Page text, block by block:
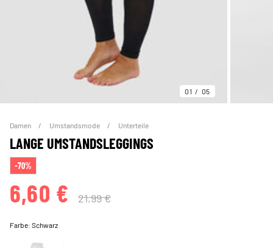
01 05
Damen Umstandsmode Unterteile
LANGE UMSTANDSLEGGINGS
-70%
6,60 € 21,99 €
Farbe:Schwarz